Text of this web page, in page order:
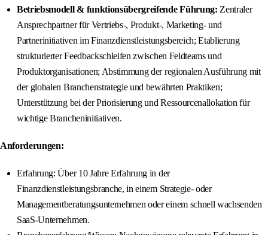
Betriebsmodell & funktionsübergreifende Führung: Zentraler
Ansprechpartner für Vertriebs-, Produkt-, Marketing- und
Partnerinitiativen im Finanzdienstleistungsbereich; Etablierung
strukturierter Feedbackschleifen zwischen Feldteams und
Produktorganisationen; Abstimmung der regionalen Ausführung mit
der globalen Branchenstrategie und bewährten Praktiken;
Unterstützung bei der Priorisierung und Ressourcenallokation für
wichtige Brancheninitiativen.
Anforderungen:
Erfahrung: Über 10 Jahre Erfahrung in der
Finanzdienstleistungsbranche, in einem Strategie- oder
Managementberatungsunternehmen oder einem schnell wachsenden
SaaS-Unternehmen.